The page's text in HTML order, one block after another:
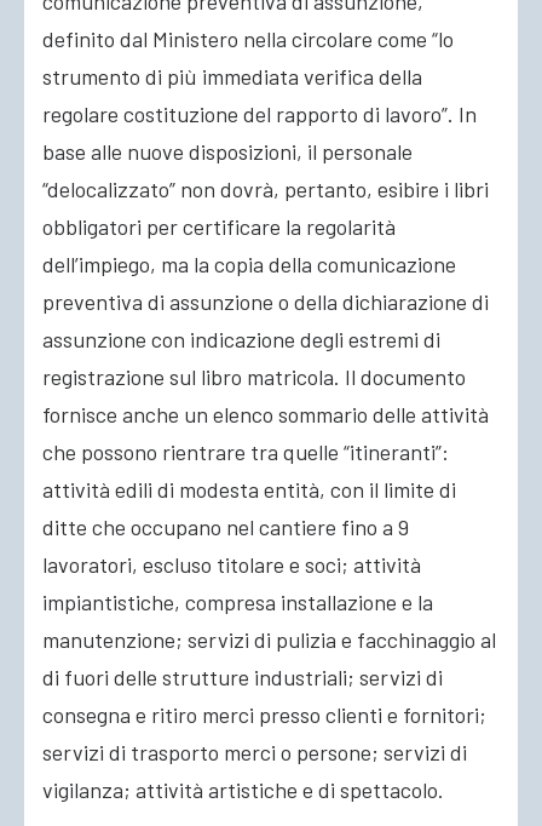
definito dal Ministero nella circolare come “lo
strumento di più immediata verifica della
regolare costituzione del rapporto di lavoro”. In
base alle nuove disposizioni, il personale
“delocalizzato” non dovrà, pertanto, esibire i libri
obbligatori per certificare la regolarità
dell’impiego, ma la copia della comunicazione
preventiva di assunzione o della dichiarazione di
assunzione con indicazione degli estremi di
registrazione sul libro matricola. Il documento
fornisce anche un elenco sommario delle attività
che possono rientrare tra quelle “itineranti”:
attività edili di modesta entità, con il limite di
ditte che occupano nel cantiere fino a 9
lavoratori, escluso titolare e soci; attività
impiantistiche, compresa installazione e la
manutenzione; servizi di pulizia e facchinaggio al
di fuori delle strutture industriali; servizi di
consegna e ritiro merci presso clienti e fornitori;
servizi di trasporto merci o persone; servizi di
vigilanza; attività artistiche e di spettacolo.